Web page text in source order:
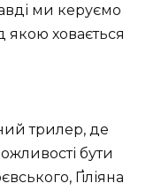
ми керуємо
якою ховається
трилер, де
бути
Ґіліяна